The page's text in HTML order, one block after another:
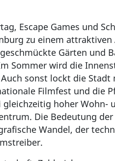
Escape Games und
zu einem attraktiven
Gärten und
Sommer wird die
sonst lockt die Stadt
Filmfest und die
hoher Wohn-
Die Bedeutung
Wandel, der